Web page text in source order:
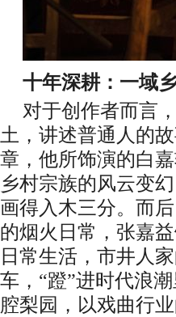
十年深耕：一域
对于创作者而言
土，讲述普通人的
章，他所饰演的白
乡村宗族的风云变
画得入木三分。而
的烟火日常，张嘉
日常生活，市井人
车，“蹬”进时代浪
腔梨园，以戏曲行